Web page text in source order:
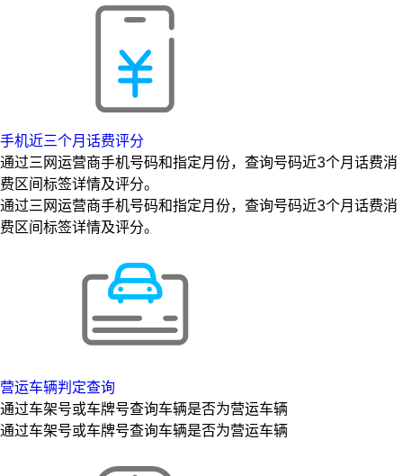
手机近三个月话费评分
通过三网运营商手机号码和指定月份，查询号码近3个月话费消
费区间标签详情及评分。
通过三网运营商手机号码和指定月份，查询号码近3个月话费消
费区间标签详情及评分。
营运车辆判定查询
通过车架号或车牌号查询车辆是否为营运车辆
通过车架号或车牌号查询车辆是否为营运车辆